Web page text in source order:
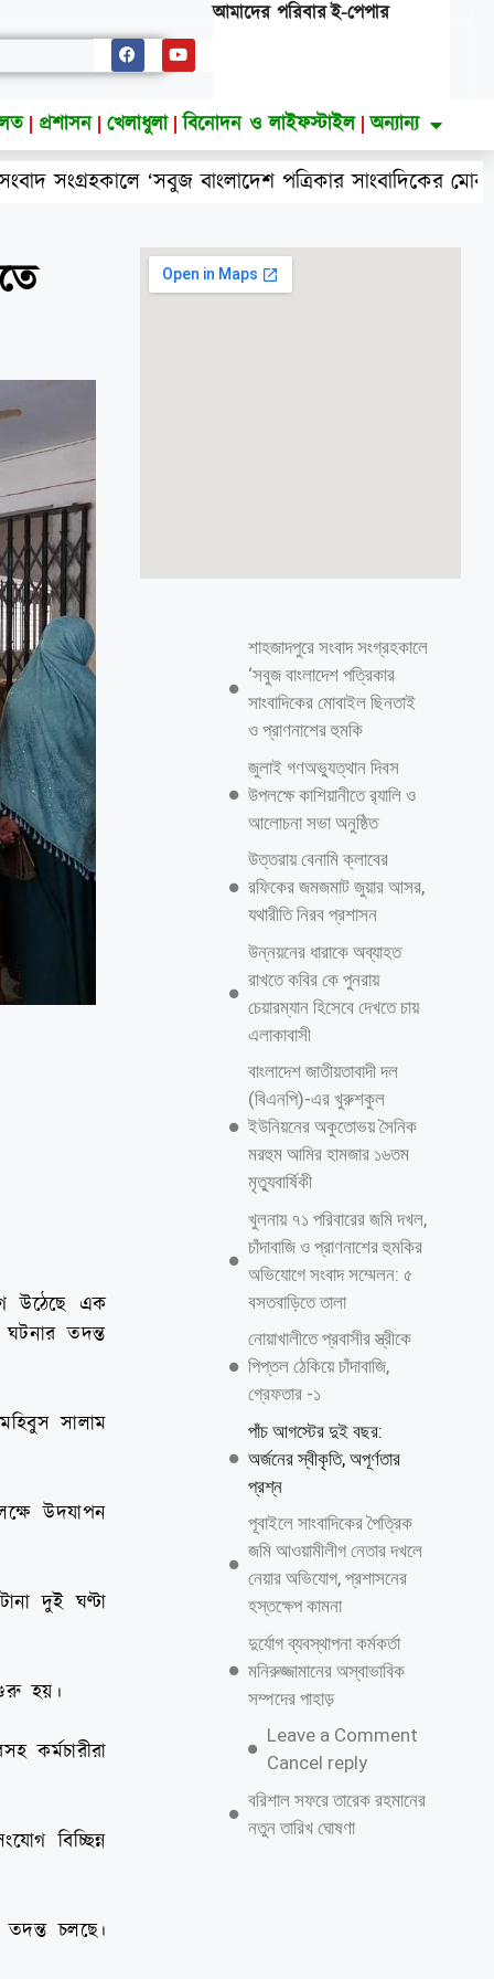
আমাদের পরিবারই-পেপার
প্রশাসন খেলাধুলা বিনোদন ও লাইফস্টাইল অন্যান্য
‘সবুজ বাংলাদেশ পত্রিকার সাংবাদিকের মোবাইল
উঠেছে এক
ঘটনার তদন্ত
সালাম
উদযাপন
দুই ঘণ্টা
হয়।
কর্মচারীরা
বিচ্ছিন্ন
চলছে।
শাহজাদপুরে সংবাদ সংগ্রহকালে
‘সবুজ বাংলাদেশ পত্রিকার
সাংবাদিকের মোবাইল ছিনতাই
ও প্রাণনাশের হুমকি
জুলাই গণঅভ্যুত্থান দিবস
উপলক্ষে কাশিয়ানীতে র‍্যালি ও
আলোচনা সভা অনুষ্ঠিত
উত্তরায় বেনামি ক্লাবের
রফিকের জমজমাট জুয়ার আসর,
যথারীতি নিরব প্রশাসন
উন্নয়নের ধারাকে অব্যাহত
রাখতে কবির কে পুনরায়
চেয়ারম্যান হিসেবে দেখতে চায়
এলাকাবাসী
বাংলাদেশ জাতীয়তাবাদী দল
(বিএনপি)-এর খুরুশকুল
ইউনিয়নের অকুতোভয় সৈনিক
মরহুম আমির হামজার ১৬তম
মৃত্যুবার্ষিকী
খুলনায় ৭১ পরিবারের জমি দখল,
চাঁদাবাজি ও প্রাণনাশের হুমকির
অভিযোগে সংবাদ সম্মেলন: ৫
বসতবাড়িতে তালা
নোয়াখালীতে প্রবাসীর স্ত্রীকে
পিপ্তল ঠেকিয়ে চাঁদাবাজি,
গ্রেফতার -১
পাঁচ আগস্টের দুই বছর:
অর্জনের স্বীকৃতি, অপূর্ণতার
প্রশ্ন
পূবাইলে সাংবাদিকের পৈত্রিক
জমি আওয়ামীলীগ নেতার দখলে
নেয়ার অভিযোগ, প্রশাসনের
হস্তক্ষেপ কামনা
দুর্যোগ ব্যবস্থাপনা কর্মকর্তা
মনিরুজ্জামানের অস্বাভাবিক
সম্পদের পাহাড়
Leave a Comment
Cancel reply
বরিশাল সফরে তারেক রহমানের
নতুন তারিখ ঘোষণা